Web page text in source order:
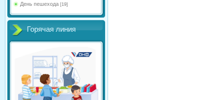
День пешехода [19]
Горячая линия